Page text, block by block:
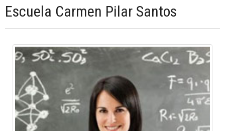
Escuela Carmen Pilar Santos